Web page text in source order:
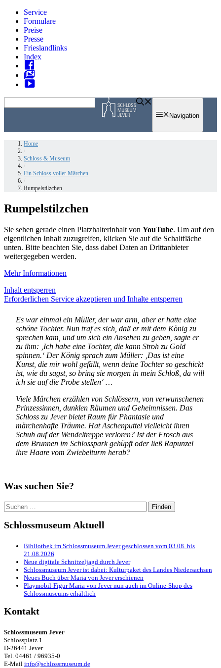
Zum
Inhalt
springen
Service
Formulare
Preise
Presse
Frieslandlinks
Index
to
Navigation
Home
Schloss & Museum
Ein Schloss voller Märchen
Rumpelstilzchen
Rumpelstilzchen
Sie sehen gerade einen Platzhalterinhalt von YouTube. Um auf den
eigentlichen Inhalt zuzugreifen, klicken Sie auf die Schaltfläche
unten. Bitte beachten Sie, dass dabei Daten an Drittanbieter
weitergegeben werden.
Mehr Informationen
Inhalt entsperren
Erforderlichen Service akzeptieren und Inhalte entsperren
Es war einmal ein Müller, der war arm, aber er hatte eine
schöne Tochter. Nun traf es sich, daß er mit dem König zu
sprechen kam, und um sich ein Ansehen zu geben, sagte er
zu ihm: ‚Ich habe eine Tochter, die kann Stroh zu Gold
spinnen.‘ Der König sprach zum Müller: ‚Das ist eine
Kunst, die mir wohl gefällt, wenn deine Tochter so geschickt
ist, wie du sagst, so bring sie morgen in mein Schloß, da will
ich sie auf die Probe stellen‘ …
Viele Märchen erzählen von Schlössern, von verwunschenen
Prinzessinnen, dunklen Räumen und Geheimnissen. Das
Schloss zu Jever bietet Raum für Phantasie und
märchenhafte Träume. Hat Aschenputtel vielleicht ihren
Schuh auf der Wendeltreppe verloren? Ist der Frosch aus
dem Brunnen im Schlosspark gehüpft oder ließ Rapunzel
ihre Haare vom Zwiebelturm herab?
Was suchen Sie?
Suchen
nach:
Schlossmuseum Aktuell
Bibliothek im Schlossmuseum Jever geschlossen vom 03.08. bis
21.08.2026
Neue digitale Schnitzeljagd durch Jever
Schlossmuseum Jever ist dabei: Kulturpaket des Landes Niedersachsen
Neues Buch über Maria von Jever erschienen
Playmobil-Figur Maria von Jever nun auch im Online-Shop des
Schlossmuseums erhältlich
Kontakt
Schlossmuseum Jever
Schlossplatz 1
D-26441 Jever
Tel. 04461 / 96935-0
E-Mail info@schlossmuseum.de